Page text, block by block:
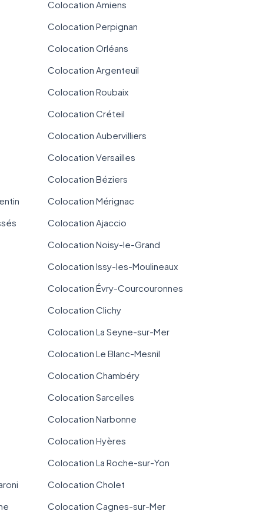
Colocation Amiens
Colocation Perpignan
Colocation Orléans
Colocation Argenteuil
Colocation Roubaix
Colocation Créteil
Colocation Aubervilliers
Colocation Versailles
Colocation Béziers
Colocation Mérignac
Colocation Ajaccio
Colocation Noisy-le-Grand
Colocation Issy-les-Moulineaux
Colocation Évry-Courcouronnes
Colocation Clichy
Colocation La Seyne-sur-Mer
Colocation Le Blanc-Mesnil
Colocation Chambéry
Colocation Sarcelles
Colocation Narbonne
Colocation Hyères
Colocation La Roche-sur-Yon
Colocation Cholet
Colocation Cagnes-sur-Mer